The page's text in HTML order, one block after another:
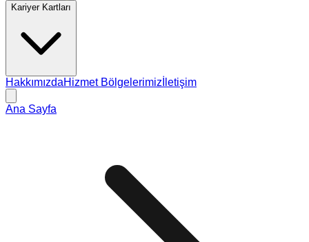
Kariyer Kartları
HakkımızdaHizmet Bölgelerimiz İletişim
Ana Sayfa